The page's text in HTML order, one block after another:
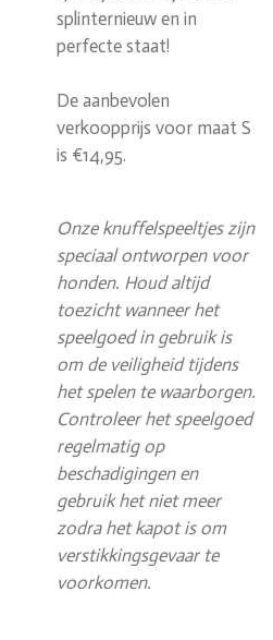
splinternieuw en in
perfecte staat!
De aanbevolen
verkoopprijs voor maat S
is €14,95.
Onze knuffelspeeltjes zijn
speciaal ontworpen voor
honden. Houd altijd
toezicht wanneer het
speelgoed in gebruik is
om de veiligheid tijdens
het spelen te waarborgen.
Controleer het speelgoed
regelmatig op
beschadigingen en
gebruik het niet meer
zodra het kapot is om
verstikkingsgevaar te
voorkomen.